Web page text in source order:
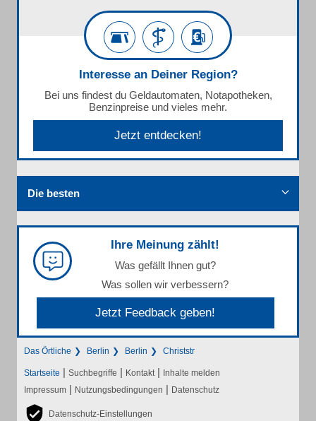
Interesse an Deiner Region?
Bei uns findest du Geldautomaten, Notapotheken,
Benzinpreise und vieles mehr.
Jetzt entdecken!
Die besten
Ihre Meinung zählt!
Was gefällt Ihnen gut?
Was sollen wir verbessern?
Jetzt Feedback geben!
Das Örtliche Berlin Berlin Christstr
Startseite | Suchbegriffe | Kontakt | Inhalte melden
Impressum | Nutzungsbedingungen | Datenschutz
Datenschutz-Einstellungen